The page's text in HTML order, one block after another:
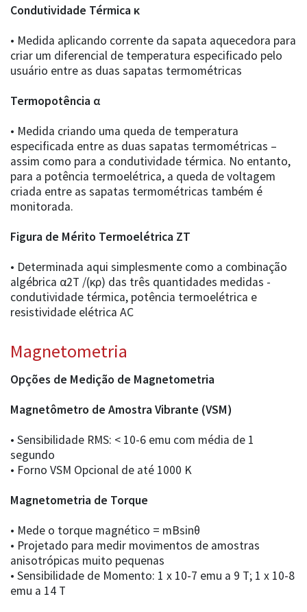
Condutividade Térmica κ
• Medida aplicando corrente da sapata aquecedora para
criar um diferencial de temperatura especificado pelo
usuário entre as duas sapatas termométricas
Termopotência α
• Medida criando uma queda de temperatura
especificada entre as duas sapatas termométricas –
assim como para a condutividade térmica. No entanto,
para a potência termoelétrica, a queda de voltagem
criada entre as sapatas termométricas também é
monitorada.
Figura de Mérito Termoelétrica ZT
• Determinada aqui simplesmente como a combinação
algébrica α2T /(κρ) das três quantidades medidas -
condutividade térmica, potência termoelétrica e
resistividade elétrica AC
Magnetometria
Opções de Medição de Magnetometria
Magnetômetro de Amostra Vibrante (VSM)
• Sensibilidade RMS: < 10-6 emu com média de 1
segundo
• Forno VSM Opcional de até 1000 K
Magnetometria de Torque
• Mede o torque magnético = mBsinθ
• Projetado para medir movimentos de amostras
anisotrópicas muito pequenas
• Sensibilidade de Momento: 1 x 10-7 emu a 9 T; 1 x 10-8
emu a 14 T